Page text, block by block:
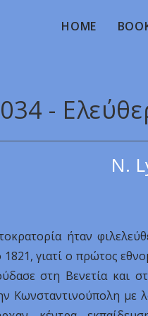
HOME
-
N.
ήταν
γιατί ο πρώτος
στη Βενετία και
Κωνσταντινούπολη με